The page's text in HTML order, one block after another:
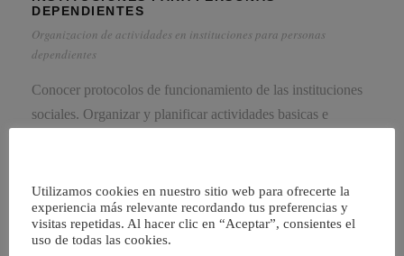
DEPENDIENTES
Organizacion de actividades en instituciones para personas
dependientes
Conocer protocolos de funcionamiento de las instituciones
sociales. Organizar y planificar actividades basicas e
Utilizamos cookies en nuestro sitio web para ofrecerte la
experiencia más relevante recordando tus preferencias y
visitas repetidas. Al hacer clic en “Aceptar”, consientes el
uso de todas las cookies.